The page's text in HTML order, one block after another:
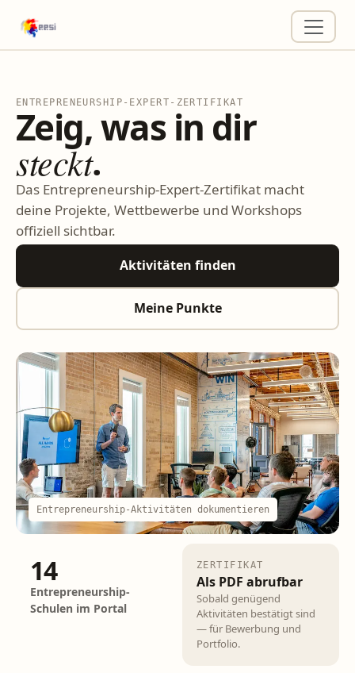
ENTREPRENEURSHIP-EXPERT-ZERTIFIKAT
Zeig, was in dir
steckt.
Das Entrepreneurship-Expert-Zertifikat macht
deine Projekte, Wettbewerbe und Workshops
offiziell sichtbar.
Aktivitäten finden
Meine Punkte
Entrepreneurship-Aktivitäten dokumentieren
14
Entrepreneurship-
Schulen im Portal
ZERTIFIKAT
Als PDF abrufbar
Sobald genügend
Aktivitäten bestätigt sind
— für Bewerbung und
Portfolio.